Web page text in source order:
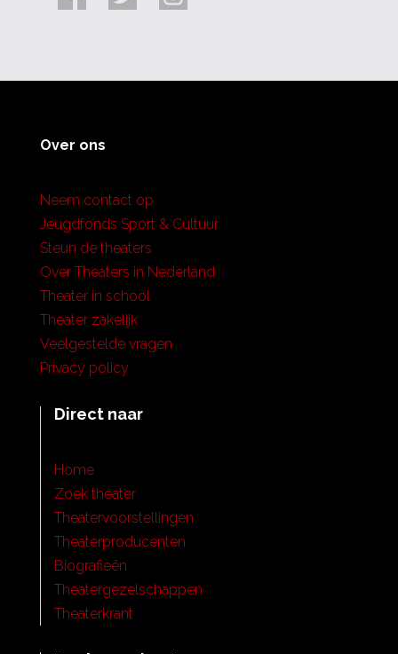
Over ons
Neem contact op
Jeugdfonds Sport & Cultuur
Steun de theaters
Over Theaters in Nederland
Theater in school
Theater zakelijk
Veelgestelde vragen
Privacy policy
Direct naar
Home
Zoek theater
Theatervoorstellingen
Theaterproducenten
Biografieën
Theatergezelschappen
Theaterkrant